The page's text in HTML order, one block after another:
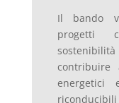
Il bando
progetti
contribuire
energetici